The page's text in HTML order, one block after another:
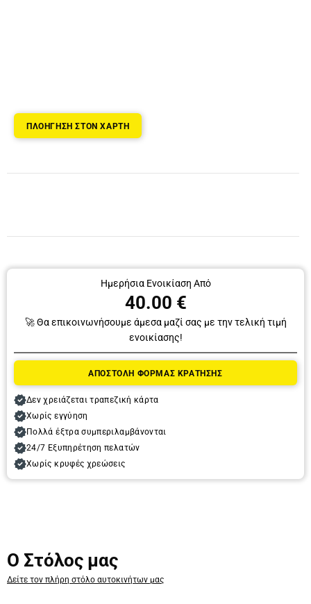
ΠΛΟΗΓΗΣΗ ΣΤΟΝ ΧΑΡΤΗ
Ημερήσια Ενοικίαση Από
40.00 €
🚀 Θα επικοινωνήσουμε άμεσα μαζί σας με την τελική τιμή
ενοικίασης!
Παραλαβή
Ημερομηνία
Ώρα
Ημερομηνία
ΑΠΟΣΤΟΛΗ ΦΟΡΜΑΣ ΚΡΑΤΗΣΗΣ
Δεν χρειάζεται τραπεζική κάρτα
Χωρίς εγγύηση
Πολλά έξτρα συμπεριλαμβάνονται
24/7 Εξυπηρέτηση πελατών
Χωρίς κρυφές χρεώσεις
Ο Στόλος μας
Δείτε τον πλήρη στόλο αυτοκινήτων μας